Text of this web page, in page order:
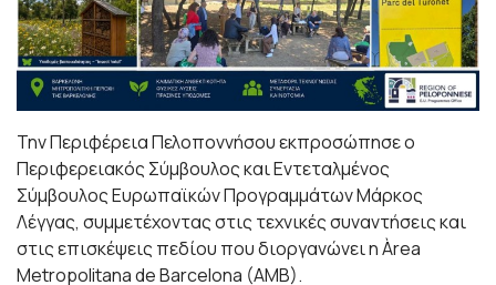
Την Περιφέρεια Πελοποννήσου εκπροσώπησε ο
Περιφερειακός Σύμβουλος και Εντεταλμένος
Σύμβουλος Ευρωπαϊκών Προγραμμάτων Μάρκος
Λέγγας, συμμετέχοντας στις τεχνικές συναντήσεις και
στις επισκέψεις πεδίου που διοργανώνει η Àrea
Metropolitana de Barcelona (AMB).